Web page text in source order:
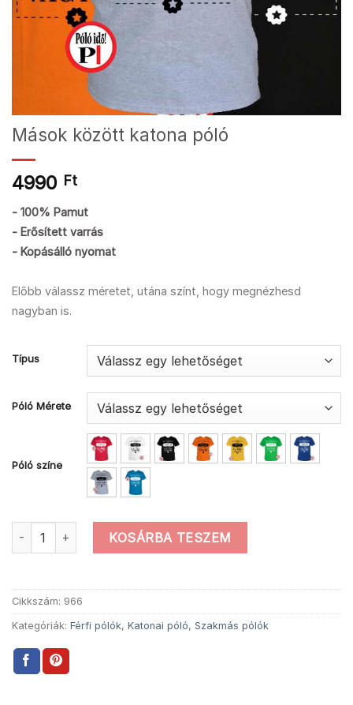
Mások között katona póló
4990 Ft
- 100% Pamut
- Erősített varrás
- Kopásálló nyomat
Előbb válassz méretet, utána színt, hogy megnézhesd
nagyban is.
Típus
Póló Mérete
Póló színe
Mások között katona póló mennyiség
KOSÁRBA TESZEM
Cikkszám: 966
Kategóriák: Férfi pólók, Katonai póló, Szakmás pólók